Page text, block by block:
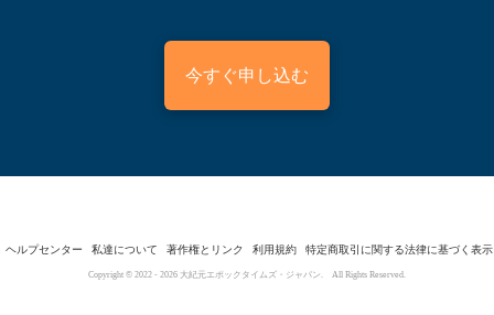
今すぐ申し込む
ヘルプセンター 私達について 著作権とリンク 利用規約 特定商取引に関する法律に基づく表示
Copyright © 2022 - 2026 大紀元エポックタイムズ・ジャパン. All Rights Reserved.